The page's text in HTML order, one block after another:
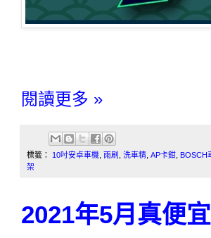
閱讀更多 »
標籤： 10吋安卓車機 雨刷 洗車精 AP卡鉗 BOSCH
架
2021年5月真便